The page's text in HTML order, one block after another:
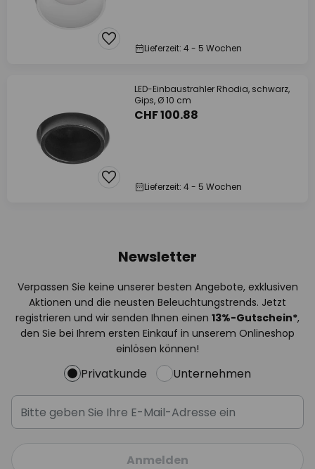
Lieferzeit: 4 - 5 Wochen
LED-Einbaustrahler Rhodia, schwarz,
Gips, Ø 10 cm
CHF 100.88
Lieferzeit: 4 - 5 Wochen
Newsletter
Verpassen Sie keine unserer besten Angebote, exklusiven
Aktionen und die neusten Beleuchtungstrends. Jetzt
registrieren und wir senden Ihnen einen 13%-Gutschein*,
den Sie bei Ihrem ersten Einkauf in unserem Onlineshop
einlösen können!
Privatkunde Unternehmen
Anmelden